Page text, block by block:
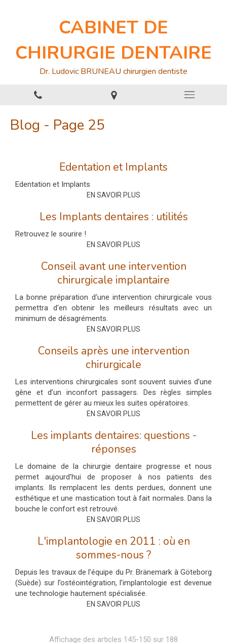
CABINET DE
CHIRURGIE DENTAIRE
Dr. Ludovic BRUNEAU chirurgien dentiste
Blog - Page 25
Edentation et Implants
Edentation et Implants
EN SAVOIR PLUS
Les Implants dentaires : utilités
Retrouvez le sourire !
EN SAVOIR PLUS
Conseil avant une intervention
chirurgicale implantaire
La bonne préparation d'une intervention chirurgicale vous
permettra d'en obtenir les meilleurs résultats avec un
minimum de désagréments.
EN SAVOIR PLUS
Conseils après une intervention
chirurgicale
Les interventions chirurgicales sont souvent suivies d’une
gêne et d’un inconfort passagers. Des règles simples
permettent de gérer au mieux les suites opératoires.
EN SAVOIR PLUS
Les implants dentaires: questions -
réponses
Le domaine de la chirurgie dentaire progresse et nous
permet aujourd'hui de proposer à nos patients des
implants. Ils remplacent les dents perdues, donnent une
esthétique et une mastication tout à fait normales. Dans la
bouche le confort est retrouvé.
EN SAVOIR PLUS
L'implantologie en 2011 : où en
sommes-nous ?
Depuis les travaux de l’équipe du Pr. Bränemark à Göteborg
(Suède) sur l’ostéointégration, l’implantologie est devenue
une technologie hautement spécialisée.
EN SAVOIR PLUS
Affichage des articles 145-150 sur 188